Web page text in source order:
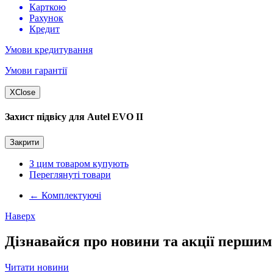
Карткою
Рахунок
Кредит
Умови кредитування
Умови гарантії
XClose
Захист підвісу для Autel EVO II
Закрити
З цим товаром купують
Переглянуті товари
← Комплектуючі
Наверх
Дізнавайся про новини та акції
Читати новини